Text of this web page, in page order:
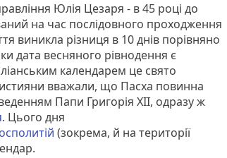
Юлія Цезаря - в 45 році до
на час послідовного проходження
виникла різниця в 10 днів порівняно
дата весняного рівнодення є
календарем це свято
вважали, що Пасха повинна
Папи Григорія ХІІ, одразу ж
. Цього дня
(зокрема, й на території